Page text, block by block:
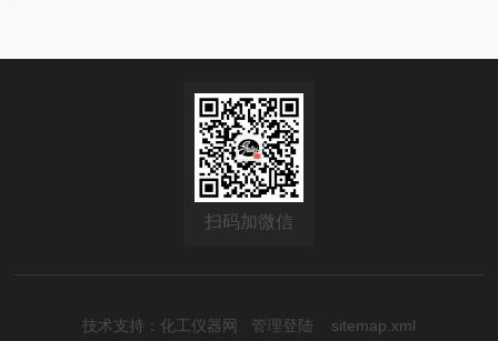
扫码加微信
技术支持： 化工仪器网 管理登陆 sitemap.xml